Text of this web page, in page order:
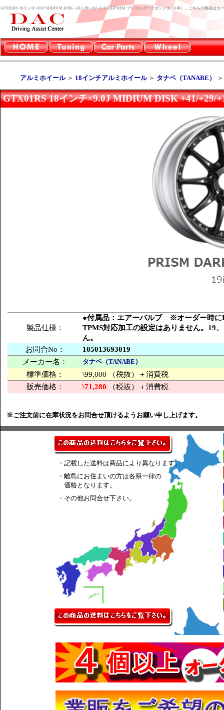
GTX01RS 18インチ×9.0J MIDIUM DISK +41/+29/+16/+3/-9 STEP RIM プリズムダークガンメタ（1本）。こちらの商品はカ
アルミホイール＞ 18インチアルミホイール＞ タナベ（TANABE）
GTX01RS 18インチ×9.0J MIDIUM DISK +41/+29/
製品仕様：
●付属品：エアーバルブ ※オーダー時に
TPMS対応加工の設定はありません。19
ん。
お問合No：
105013693019
メーカー名：
タナベ（TANABE）
標準価格：
\99,000 （税抜）＋消費税
販売価格：
\71,280 （税抜）＋消費税
※ご注文前に在庫状況をお問合せ頂けるようお願い申し上げます。
・記載した送料は商品により異なります。
・離島にお住まいの方は各県一律の
価格となります。
・その他お問合せ下さい。